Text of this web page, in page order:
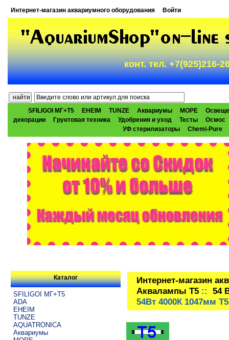
Интернет-магазин аквариумного оборудования Войти
конт. тел. +7(925)216-
SFILIGOI МГ+Т5 EHEIM TUNZE Аквариумы МОРЕ
декорации
Грунтовая техника Удобрения и уход Тесты
Осмос
УФ стерилизаторы
Chemi-Pure
Каталог
SFILIGOI МГ+Т5
ADA
EHEIM
TUNZE
AQUATRONICA
Аквариумы
Интернет-магазин
Аквалампы T5:: 54
54Вт 4000К 1047мм